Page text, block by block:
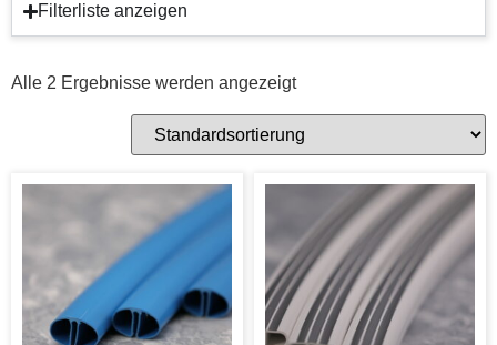
Filterliste anzeigen
Alle 2 Ergebnisse werden angezeigt